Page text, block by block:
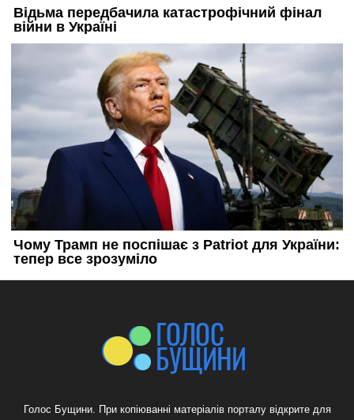
Голос Бущини. При копіюванні матеріалів порталу відкрите для